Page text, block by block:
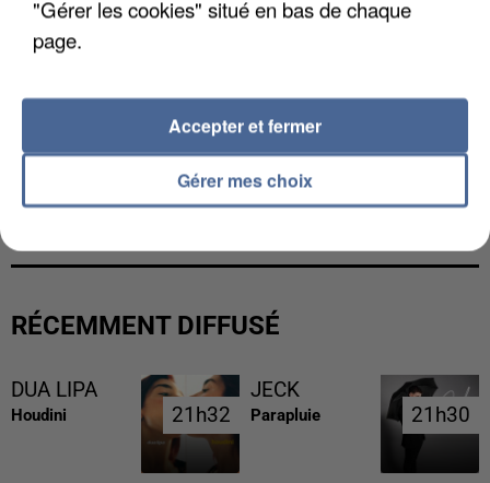
UNE TOURISTE DE L’OISE EMPORTÉE PAR UNE
COULÉE DE BOUE EN HAUTE-SAVOIE
RÉCEMMENT DIFFUSÉ
DUA LIPA
Houdini 21h32
21h32
JECK
Parapluie 21h30
21h30
"Gérer les cookies" situé en bas de chaque
page.
Gérer mes choix
Accepter et fermer